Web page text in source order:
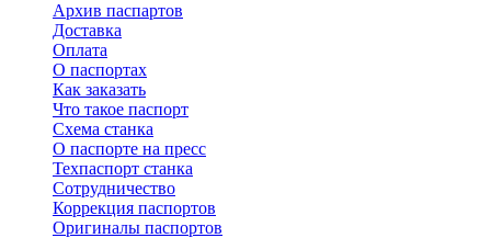
Архив паспартов
Доставка
Оплата
О паспортах
Как заказать
Что такое паспорт
Схема станка
О паспорте на пресс
Техпаспорт станка
Сотрудничество
Коррекция паспортов
Оригиналы паспортов